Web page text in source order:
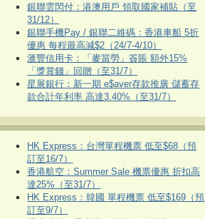
銀聯雲閃付：港澳用戶 領取國家補貼（至
31/12）
銀聯手機Pay / 銀聯二維碼：香港車船 5折
優惠 每程最高減$2（24/7-4/10）
滙豐信用卡：「麥當勞」簽賬 額外15%
「獎賞錢」回贈（至31/7）
星展銀行：新一期 e$aver存款推廣 儲蓄存
款合計年利率 高達3.40%（至31/7）
HK Express：台灣單程機票 低至$68（預
訂至16/7）
香港航空：Summer Sale 機票優惠 折扣高
達25%（至31/7）
HK Express：韓國 單程機票 低至$169（預
訂至9/7）